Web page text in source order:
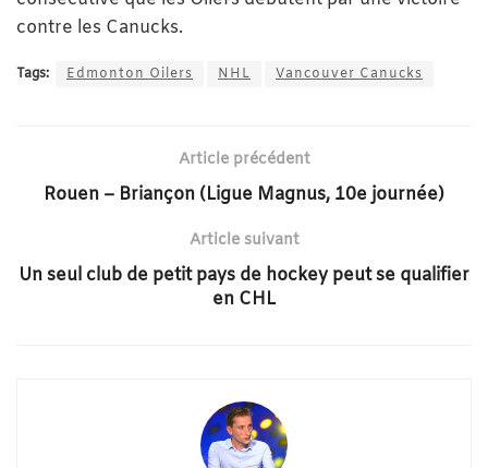
contre les Canucks.
Tags: Edmonton Oilers NHL Vancouver Canucks
Article précédent
Rouen – Briançon (Ligue Magnus, 10e journée)
Article suivant
Un seul club de petit pays de hockey peut se qualifier
en CHL